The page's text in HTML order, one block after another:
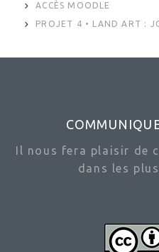
ACCÈS MOODLE
PROJET 4 • LAND ART :
Il nous fera plaisir de
dans les